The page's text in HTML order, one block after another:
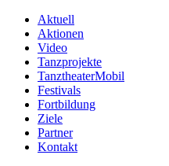
Aktuell
Aktionen
Video
Tanzprojekte
TanztheaterMobil
Festivals
Fortbildung
Ziele
Partner
Kontakt